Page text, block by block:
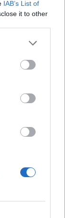
IAB’s List of
it to other
αν θα
Βουλή ο
υπάρχουν 154
πτυχίο
που την
είχε το
μου πει ότι